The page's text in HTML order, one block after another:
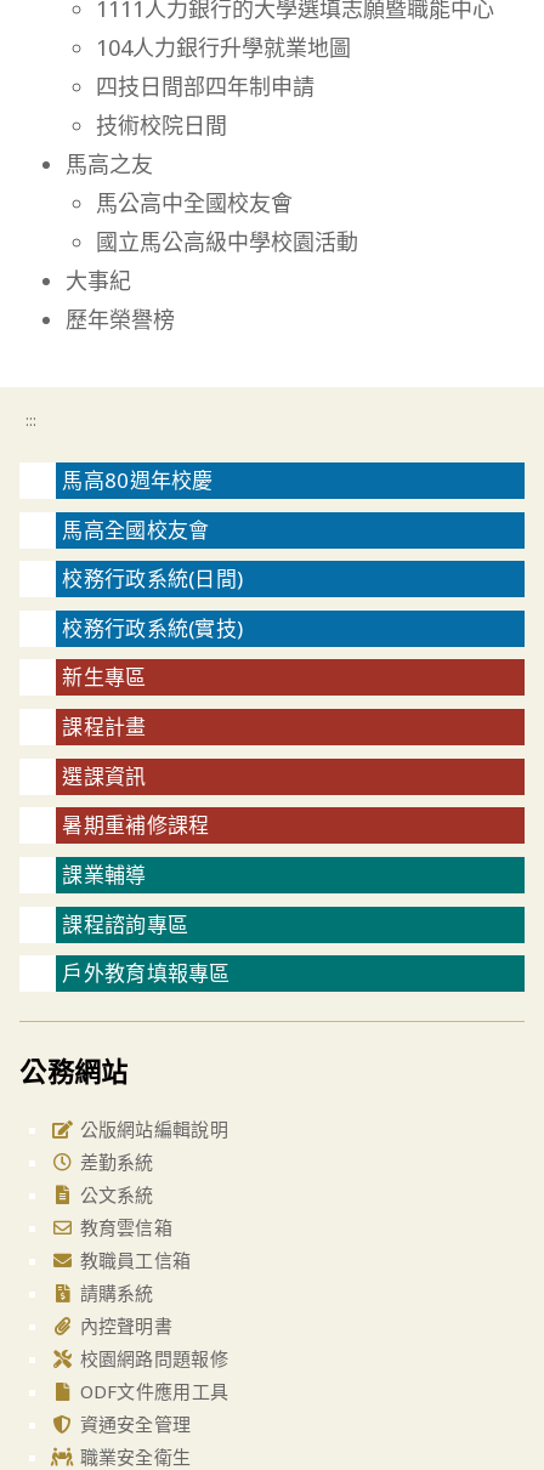
1111人力銀行的大學選填志願暨職能中心
104人力銀行升學就業地圖
四技日間部四年制申請
技術校院日間
馬高之友
馬公高中全國校友會
國立馬公高級中學校園活動
大事紀
歷年榮譽榜
:::
馬高80週年校慶
馬高全國校友會
校務行政系統(日間)
校務行政系統(實技)
新生專區
課程計畫
選課資訊
暑期重補修課程
課業輔導
課程諮詢專區
戶外教育填報專區
公務網站
公版網站編輯說明
差勤系統
公文系統
教育雲信箱
教職員工信箱
請購系統
內控聲明書
校園網路問題報修
ODF文件應用工具
資通安全管理
職業安全衛生